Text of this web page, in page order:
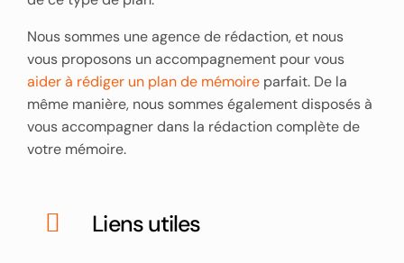
Nous sommes une agence de rédaction, et nous
vous proposons un accompagnement pour vous
aider à rédiger un plan de mémoireparfait. De la
même manière, nous sommes également disposés à
vous accompagner dans la rédaction complète de
votre mémoire.
Liens utiles